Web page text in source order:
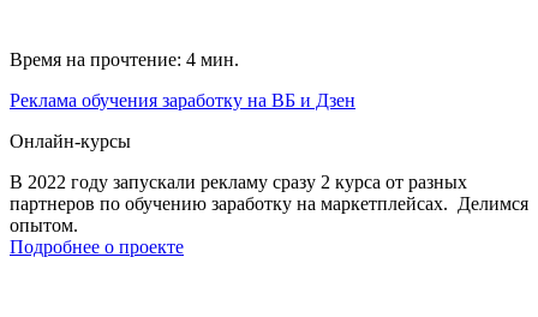
Время на прочтение: 4 мин.
Реклама обучения заработку на ВБ и Дзен
Онлайн-курсы
В 2022 году запускали рекламу сразу 2 курса от разных
партнеров по обучению заработку на маркетплейсах. Делимся
опытом.
Подробнее о проекте